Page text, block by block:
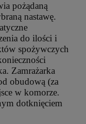
pożądaną
nastawę.
do ilości i
spożywczych
Zamrażarka
obudową (za
w komorze.
dotknięciem